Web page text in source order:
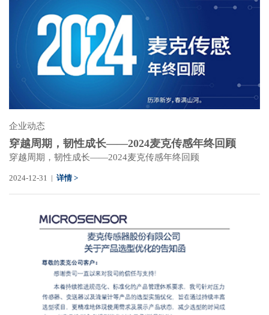
企业动态
穿越周期，韧性成长——2024麦克传感年终回顾
穿越周期，韧性成长——2024麦克传感年终回顾
2024-12-31 | 详情 >